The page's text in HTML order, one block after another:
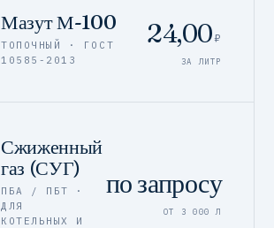
Мазут М-100
ТОПОЧНЫЙ · ГОСТ
10585-2013
24,00₽
ЗА ЛИТР
Сжиженный
газ (СУГ)
ПБА / ПБТ ·
ДЛЯ
КОТЕЛЬНЫХ И
по запросу
ОТ 3 000 Л